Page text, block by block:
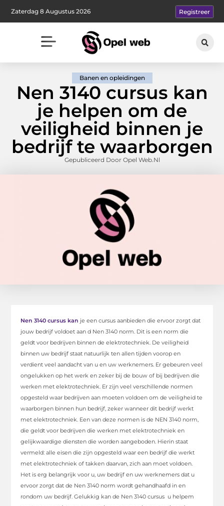
Zaterdag 8 Augustus 2026 Registreer
Banen en opleidingen
Nen 3140 cursus kan
je helpen om de
veiligheid binnen je
bedrijf te waarborgen
Gepubliceerd Door Opel Web.nl
Nen 3140 cursus kan je een cursus aanbieden die ervoor zorgt dat
jouw bedrijf voldoet aan d Nen 3140 norm. Dit is een norm die
geldt voor bedrijven binnen de elektrotechniek. De veiligheid
binnen uw bedrijf staat natuurlijk ten allen tijden voorop en
verdient veel aandacht van u en uw werknemers. Er gebeuren veel
ongelukken op het werk en zeker bij de bouw of bij bedrijven die
werken met elektrotechniek. Er zijn veel verschillende normen
opgesteld waar bedrijven aan moeten voldoen om de veiligheid te
waarborgen binnen hun bedrijf, zeker wanneer dit bedrijf werkt
met elektrotechniek. Een van deze normen is de NEN 3140 norm,
die geldt voor bedrijven die werken met elektrotechniek en
gelijkwaardige diensten die worden aangeboden. Hierin staat
vermeld: alle eisen die zijn opgesteld waar een bedrijf die werkt
met elektrotechniek of takken daarvan, zich aan moet voldoen.
Het is erg belangrijk voor u, uw bedrijf en uw werknemers dat u
ervoor zorgt dat de Nen 3140 norm wordt gehandhaafd in en
rondom uw bedrijf. Gelukkig kan de Nen 3140 cursus u helpem